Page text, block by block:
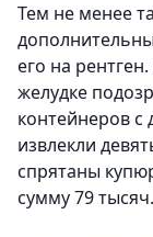
Тем не менее
его на
желудке
контейнеров с
извлекли
спрятаны
сумму 79 тысяч.